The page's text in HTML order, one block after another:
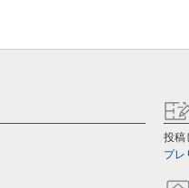
投稿
プレ